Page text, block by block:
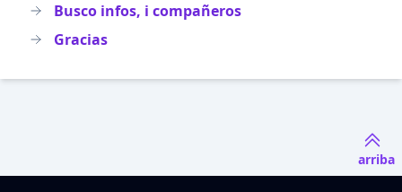
Busco infos, i compañeros
Gracias
arriba